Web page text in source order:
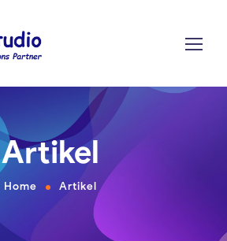
Artikel
Home Artikel